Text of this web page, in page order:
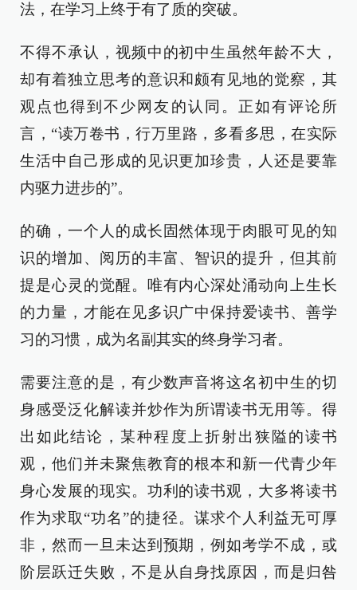
法，在学习上终于有了质的突破。
不得不承认，视频中的初中生虽然年龄不大，
却有着独立思考的意识和颇有见地的觉察，其
观点也得到不少网友的认同。正如有评论所
言，“读万卷书，行万里路，多看多思，在实际
生活中自己形成的见识更加珍贵，人还是要靠
内驱力进步的”。
的确，一个人的成长固然体现于肉眼可见的知
识的增加、阅历的丰富、智识的提升，但其前
提是心灵的觉醒。唯有内心深处涌动向上生长
的力量，才能在见多识广中保持爱读书、善学
习的习惯，成为名副其实的终身学习者。
需要注意的是，有少数声音将这名初中生的切
身感受泛化解读并炒作为所谓读书无用等。得
出如此结论，某种程度上折射出狭隘的读书
观，他们并未聚焦教育的根本和新一代青少年
身心发展的现实。功利的读书观，大多将读书
作为求取“功名”的捷径。谋求个人利益无可厚
非，然而一旦未达到预期，例如考学不成，或
阶层跃迁失败，不是从自身找原因，而是归咎